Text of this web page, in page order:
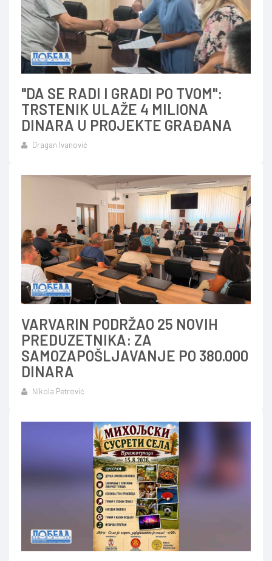
"DA SE RADI I GRADI PO TVOM":
TRSTENIK ULAŽE 4 MILIONA
DINARA U PROJEKTE GRAĐANA
Dragan Ivanović
VARVARIN PODRŽAO 25 NOVIH
PREDUZETNIKA: ZA
SAMOZAPOŠLJAVANJE PO 380.000
DINARA
Nikola Petrović